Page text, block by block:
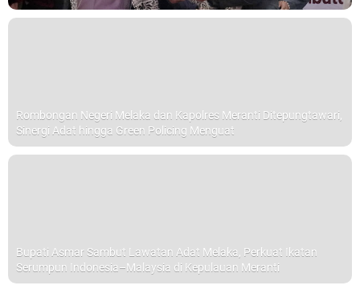
Rombongan Negeri Melaka dan Kapolres Meranti Ditepungtawari,
Sinergi Adat hingga Green Policing Menguat
Bupati Asmar Sambut Lawatan Adat Melaka, Perkuat Ikatan
Serumpun Indonesia–Malaysia di Kepulauan Meranti